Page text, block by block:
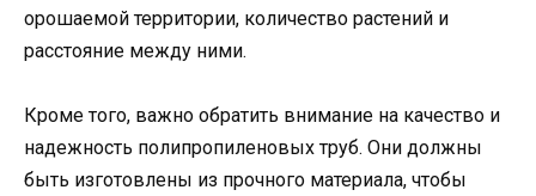
орошаемой территории, количество растений и
расстояние между ними.
Кроме того, важно обратить внимание на качество и
надежность полипропиленовых труб. Они должны
быть изготовлены из прочного материала, чтобы